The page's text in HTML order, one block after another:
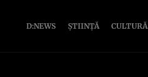
D:NEWS ȘTIINȚĂ CULTURĂ